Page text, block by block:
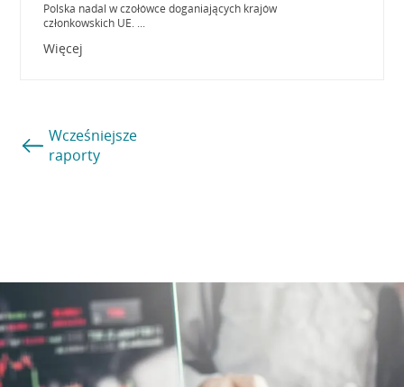
Polska nadal w czołówce doganiających krajów
członkowskich UE. ...
Więcej
Wcześniejsze
raporty